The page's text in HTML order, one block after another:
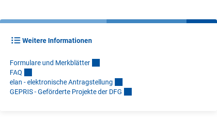
Weitere Informationen
Formulare und Merkblätter
FAQ
elan - elektronische Antragstellung
GEPRIS - Geförderte Projekte der DFG